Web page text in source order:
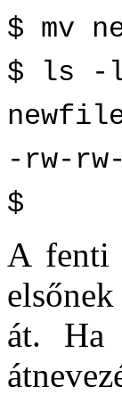
$ mv
$ ls -
-rw-
$
A fenti
át. Ha